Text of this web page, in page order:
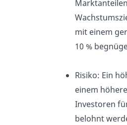
mit einem
10 %
Risiko: Ein
einem
Investoren
belohnt